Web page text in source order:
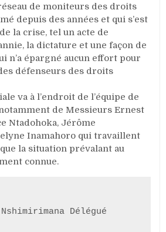
de moniteurs des droits
depuis des années et qui s’est
la crise, tel un acte de
la dictature et une façon de
n’a épargné aucun effort pour
défenseurs des droits
va à l’endroit de l’équipe de
de Messieurs Ernest
Ntadohoka, Jérôme
Inamahoro qui travaillent
la situation prévalant au
connue.
Délégué